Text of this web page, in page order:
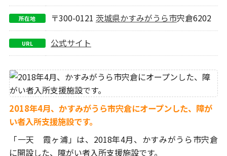
所在地 〒300-0121 茨城県かすみがうら市宍倉6202
URL 公式サイト
2018年4月、かすみがうら市宍倉にオープンした、障が
い者入所支援施設です。
「一天 霞ヶ浦」は、2018年4月、 かすみがうら市宍倉
に開設した、障がい者入所支援施設です。